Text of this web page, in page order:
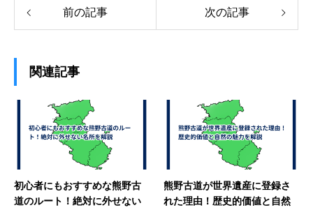
前の記事 次の記事
関連記事
初心者にもおすすめな熊野古
道のルート！絶対に外せない
熊野古道が世界遺産に登録さ
れた理由！歴史的価値と自然